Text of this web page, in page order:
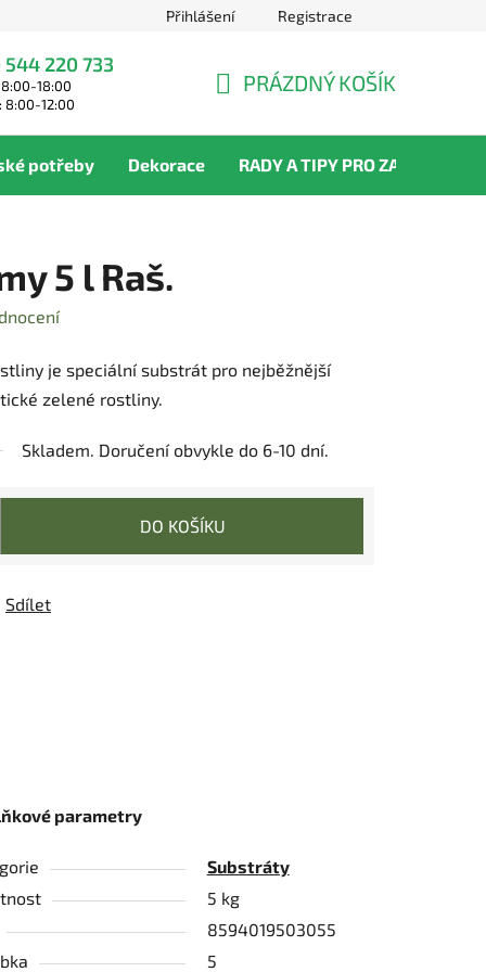
Přihlášení Registrace
220 733
18:00
8:00-12:00
KOŠÍK
PRÁZDNÝ KOŠÍK
potřeby Dekorace RADY A TIPY PRO ZAHRADNÍKY
5 l Raš.
je speciální substrát pro nejběžnější
zelené rostliny.
Skladem. Doručení obvykle do 6-10 dní.
DO KOŠÍKU
Sdílet
parametry
Substráty
5 kg
8594019503055
5